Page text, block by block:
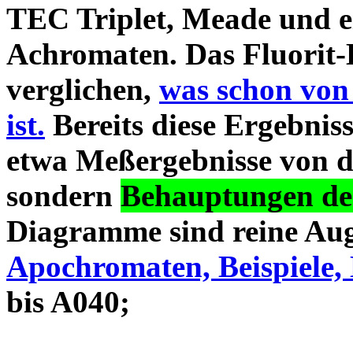
TEC Triplet, Meade und
Achromaten. Das
verglichen, was schon
ist. Bereits diese
etwa Meßergebnisse von
sondern Behauptungen
Diagramme sind reine
Apochromaten, Beispiele,
bis A040;